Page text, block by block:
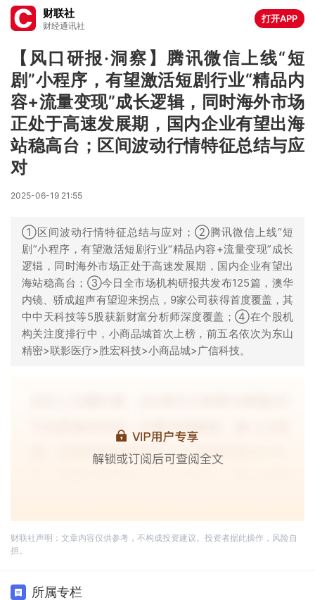
财联社
财经通讯社
打开APP
【风口研报·洞察】腾讯微信上线“短
剧”小程序，有望激活短剧行业“精品内
容+流量变现”成长逻辑，同时海外市场
正处于高速发展期，国内企业有望出海
站稳高台；区间波动行情特征总结与应
对
2025-06-19 21:55
①区间波动行情特征总结与应对；②腾讯微信上线“短
剧”小程序，有望激活短剧行业“精品内容+流量变现”成长
逻辑，同时海外市场正处于高速发展期，国内企业有望出
海站稳高台；③今日全市场机构研报共发布125篇，澳华
内镜、骄成超声有望迎来拐点，9家公司获得首度覆盖，其
中中天科技等5股获新财富分析师深度覆盖；④在个股机
构关注度排行中，小商品城首次上榜，前五名依次为东山
精密>联影医疗>胜宏科技>小商品城>广信科技。
财联社声明：文章内容仅供参考，不构成投资建议。投资者据此操作，风险自
担。
所属专栏